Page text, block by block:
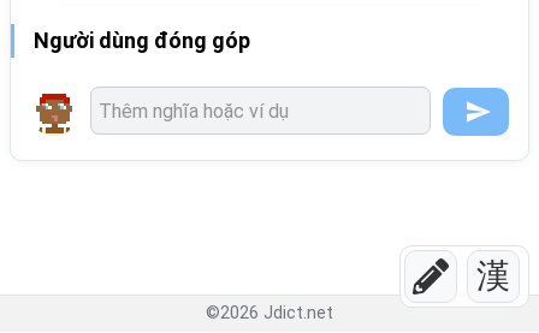
漢
Người dùng đóng góp
©2026 Jdict.net